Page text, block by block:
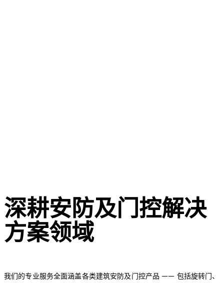
深耕安防及门控解决
方案领域
我们的专业服务全面涵盖各类建筑安防及门控产品 —— 包括旋转门、